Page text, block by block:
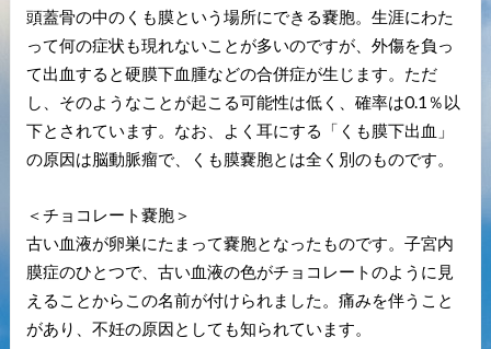
頭蓋骨の中のくも膜という場所にできる嚢胞。生涯にわた
って何の症状も現れないことが多いのですが、外傷を負っ
て出血すると硬膜下血腫などの合併症が生じます。ただ
し、そのようなことが起こる可能性は低く、確率は0.1％以
下とされています。なお、よく耳にする「くも膜下出血」
の原因は脳動脈瘤で、くも膜嚢胞とは全く別のものです。
＜チョコレート嚢胞＞
古い血液が卵巣にたまって嚢胞となったものです。子宮内
膜症のひとつで、古い血液の色がチョコレートのように見
えることからこの名前が付けられました。痛みを伴うこと
があり、不妊の原因としても知られています。